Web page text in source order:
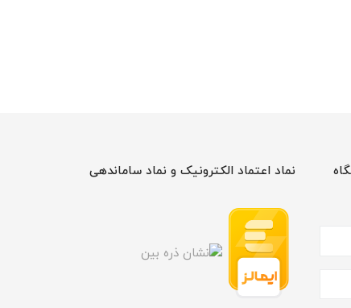
نماد اعتماد الکترونیک و نماد ساماندهی